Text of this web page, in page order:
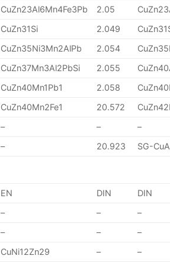
CuZn23Al6Mn4Fe3Pb 2.05
CuZn31Si 2.049
CuZn35Ni3Mn2AlPb 2.054
CuZn37Mn3Al2PbSi 2.055
CuZn40Mn1Pb1 2.058
CuZn40Mn2Fe1 20.572
– –
–
– 20.923 SG-
EN DIN
DIN
– –
–
– –
–
CuNi12Zn29 –
–